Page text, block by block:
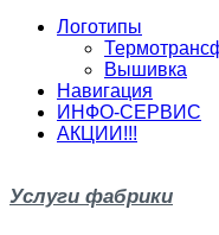
Логотипы
Вышивка
Навигация
ИНФО-СЕРВИС
АКЦИИ!!!
Услуги фабрики